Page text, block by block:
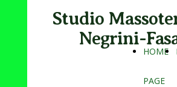
Studio
Negrini-
HOME
PAGE